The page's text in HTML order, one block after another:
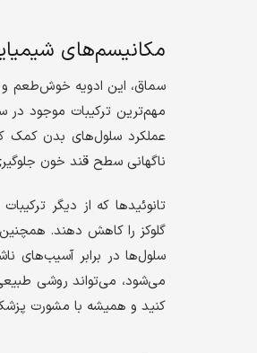
مکانیسم‌های
سماق، این ادویه خوش‌طعم و
مهم‌ترین ترکیبات موجود در
عملکرد سلول‌های بدن کمک
ناگهانی سطح قند خون
تانوئیدها که از دیگر
سلول‌ها در برابر آسیب‌های
می‌شود، می‌تواند روشی
کنید و همیشه با مشورت